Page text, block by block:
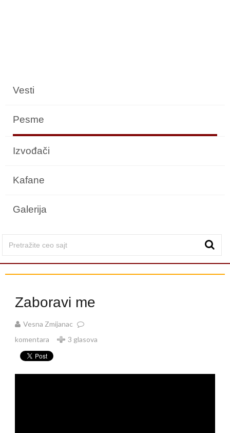
Vesti
Pesme
Izvođači
Kafane
Galerija
Zaboravi me
Vesna Zmijanac
komentara
3 glasova